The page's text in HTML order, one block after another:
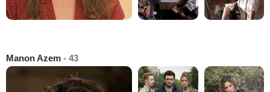
Manon Azem - 43